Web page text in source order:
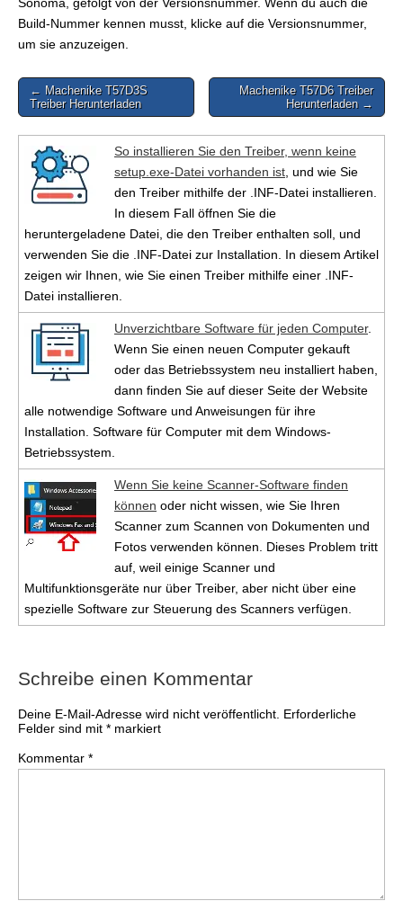
Build-Nummer kennen musst, klicke auf die Versionsnummer,
um sie anzuzeigen.
Post
navigation
← Machenike T57D3S
Treiber Herunterladen
Machenike T57D6 Treiber
Herunterladen →
So installieren Sie den Treiber, wenn keine
setup.exe-Datei vorhanden ist , und wie Sie
den Treiber mithilfe der .INF-Datei installieren.
In diesem Fall öffnen Sie die
heruntergeladene Datei, die den Treiber enthalten soll, und
verwenden Sie die .INF-Datei zur Installation. In diesem Artikel
zeigen wir Ihnen, wie Sie einen Treiber mithilfe einer .INF-
Datei installieren.
Unverzichtbare Software für jeden Computer.
Wenn Sie einen neuen Computer gekauft
oder das Betriebssystem neu installiert haben,
dann finden Sie auf dieser Seite der Website
alle notwendige Software und Anweisungen für ihre
Installation. Software für Computer mit dem Windows-
Betriebssystem.
Wenn Sie keine Scanner-Software finden
können oder nicht wissen, wie Sie Ihren
Scanner zum Scannen von Dokumenten und
Fotos verwenden können. Dieses Problem tritt
auf, weil einige Scanner und
Multifunktionsgeräte nur über Treiber, aber nicht über eine
spezielle Software zur Steuerung des Scanners verfügen.
Schreibe einen Kommentar
Deine E-Mail-Adresse wird nicht veröffentlicht. Erforderliche
Felder sind mit * markiert
Kommentar *